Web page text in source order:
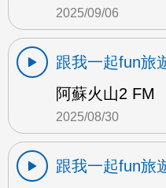
2025/09/06
跟我一起fun旅
阿蘇火山2 FM
2025/08/30
跟我一起fun旅